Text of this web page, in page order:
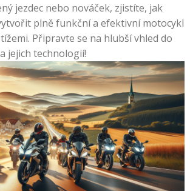
jezdec nebo nováček, zjistíte, jak
plně funkční a efektivní motocykl
Připravte se na hlubší vhled do
jejich technologií!